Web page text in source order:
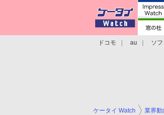
ドコモ au ソ
ケータイ Watch 業界動